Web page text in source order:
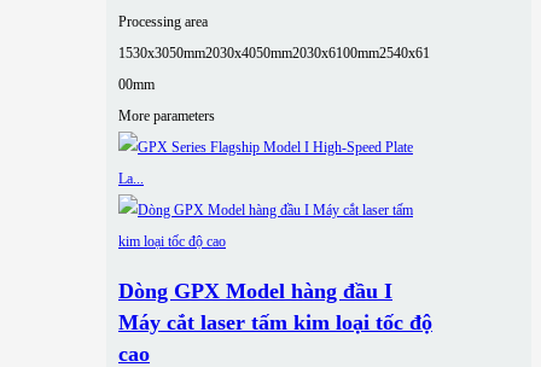
Processing area
1530x3050mm2030x4050mm2030x6100mm2540x61
00mm
More parameters
Dòng GPX Model hàng đầu I
Máy cắt laser tấm kim loại tốc độ
cao